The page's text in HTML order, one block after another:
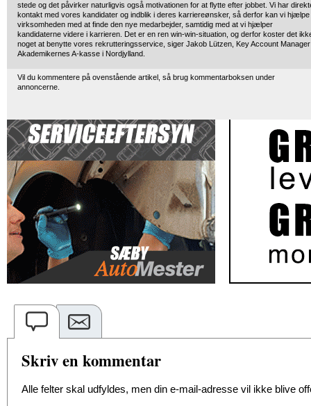
stede og det påvirker naturligvis også motivationen for at flytte efter jobbet. Vi har
kontakt med vores kandidater og indblik i deres karriereønsker, så derfor kan vi hjælpe
virksomheden med at finde den nye medarbejder, samtidig med at vi hjælper
kandidaterne videre i karrieren. Det er en ren win-win-situation, og derfor koster det
noget at benytte vores rekrutteringsservice, siger Jakob Lützen, Key Account
Akademikernes A-kasse i Nordjylland.
Vil du kommentere på ovenstående artikel, så brug kommentarboksen under
annoncerne.
Skriv en kommentar
Alle felter skal udfyldes, men din e-mail-adresse vil ikke blive